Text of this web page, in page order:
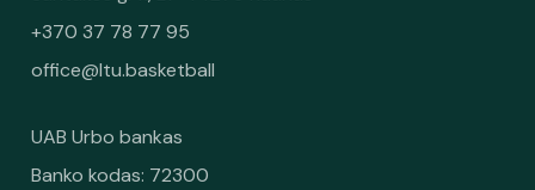
+370 37 78 77 95
office@ltu.basketball
UAB Urbo bankas
Banko kodas: 72300